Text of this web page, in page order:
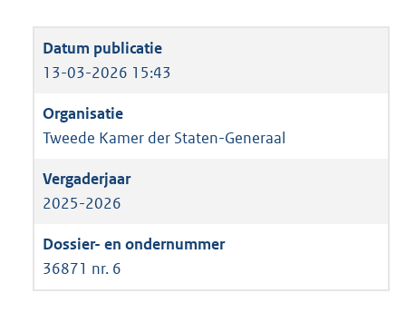
13-03-2026 15:43
Tweede Kamer der Staten-Generaal
2025-2026
36871 nr. 6